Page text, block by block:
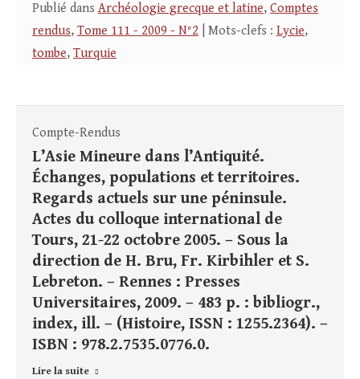
Publié dans Archéologie grecque et latine, Comptes
rendus, Tome 111 - 2009 - N°2 | Mots-clefs : Lycie,
tombe, Turquie
Compte-Rendus
L’Asie Mineure dans l’Antiquité.
Échanges, populations et territoires.
Regards actuels sur une péninsule.
Actes du colloque international de
Tours, 21-22 octobre 2005. – Sous la
direction de H. Bru, Fr. Kirbihler et S.
Lebreton. – Rennes : Presses
Universitaires, 2009. – 483 p. : bibliogr.,
index, ill. – (Histoire, ISSN : 1255.2364). –
ISBN : 978.2.7535.0776.0.
Lire la suite